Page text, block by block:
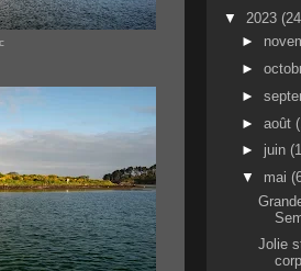
▼ 2023
►
►
►
► août
► juin
▼ mai
Jolie